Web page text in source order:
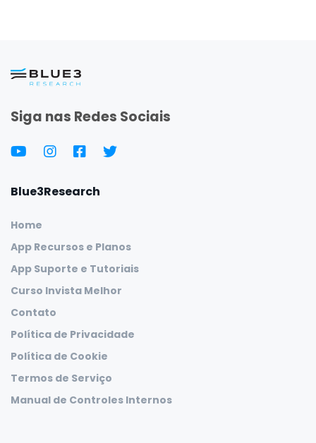
Siga nas Redes Sociais
Blue3Research
Home
App Recursos e Planos
App Suporte e Tutoriais
Curso Invista Melhor
Contato
Política de Privacidade
Política de Cookie
Termos de Serviço
Manual de Controles Internos